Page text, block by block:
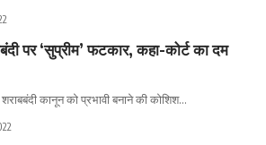
पर ‘सुप्रीम’ फटकार, कहा-कोर्ट का दम
कानून को प्रभावी बनाने की कोशिश…